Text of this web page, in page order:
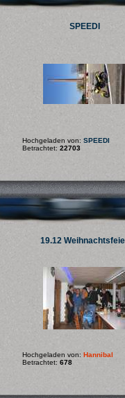
SPEEDI
Hochgeladen von: SPEEDI
Betrachtet: 22703
19.12
Hochgeladen von: Hannibal
Betrachtet: 678